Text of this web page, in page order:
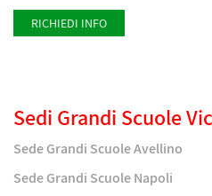
RICHIEDI INFO
Sedi Grandi Scuole
Sede Grandi Scuole Avellino
Sede Grandi Scuole Napoli